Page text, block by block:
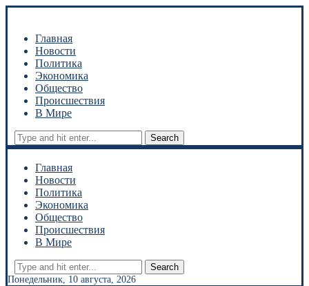
Главная
Новости
Политика
Экономика
Общество
Происшествия
В Мире
Search
Главная
Новости
Политика
Экономика
Общество
Происшествия
В Мире
Search
Понедельник, 10 августа, 2026